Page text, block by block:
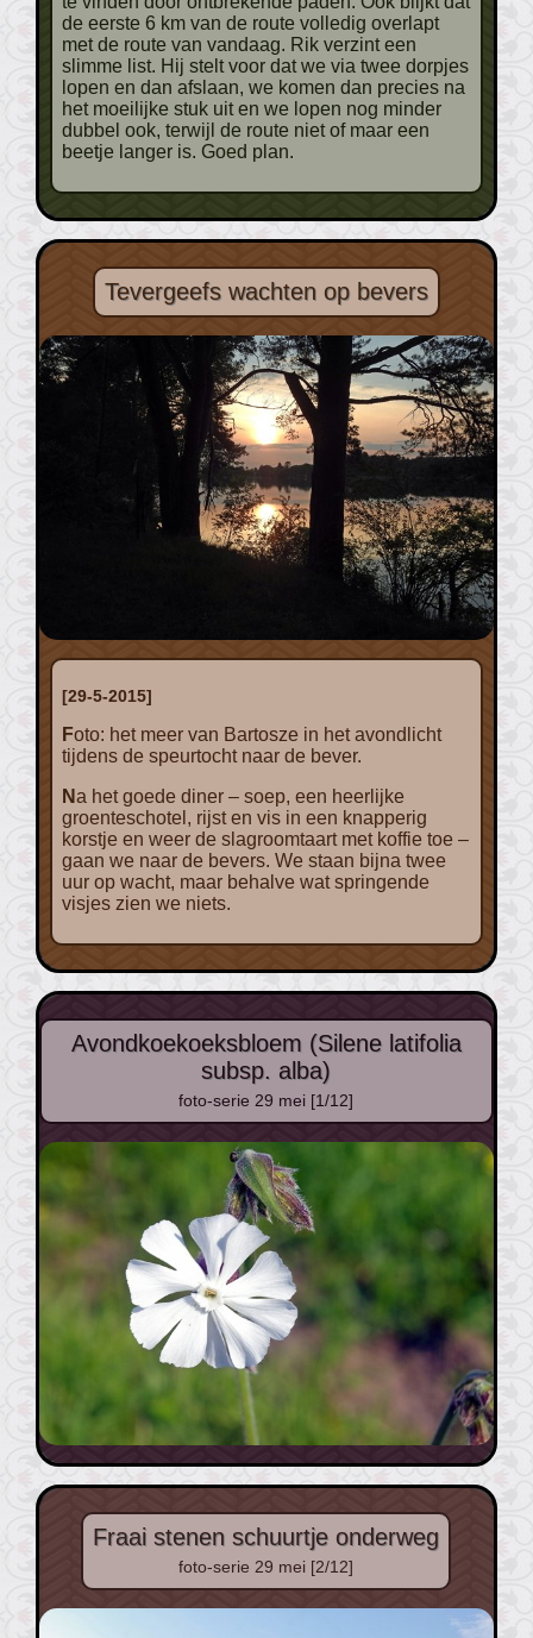
de eerste 6 km van de route volledig overlapt
met de route van vandaag. Rik verzint een
slimme list. Hij stelt voor dat we via twee dorpjes
lopen en dan afslaan, we komen dan precies na
het moeilijke stuk uit en we lopen nog minder
dubbel ook, terwijl de route niet of maar een
beetje langer is. Goed plan.
Tevergeefs wachten op bevers
[29-5-2015]
Foto: het meer van Bartosze in het avondlicht
tijdens de speurtocht naar de bever.
Na het goede diner – soep, een heerlijke
groenteschotel, rijst en vis in een knapperig
korstje en weer de slagroomtaart met koffie toe –
gaan we naar de bevers. We staan bijna twee
uur op wacht, maar behalve wat springende
visjes zien we niets.
Avondkoekoeksbloem (Silene latifolia
subsp. alba)
foto-serie 29 mei [1/12]
Fraai stenen schuurtje onderweg
foto-serie 29 mei [2/12]